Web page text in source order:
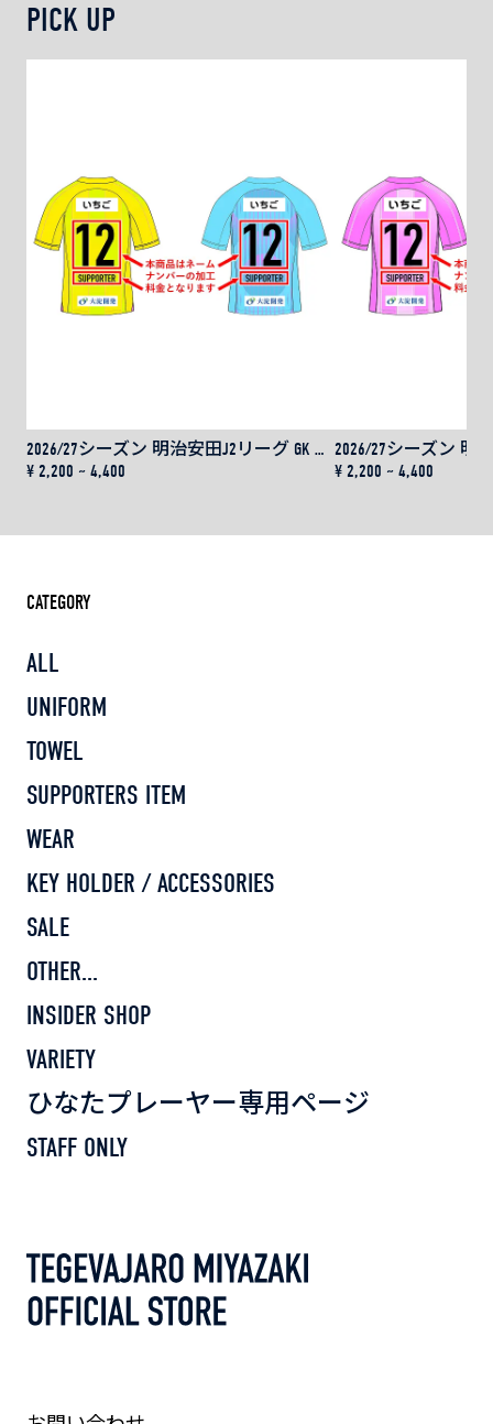
サイズ：φ82×140mm
容量 ：440ml
PICK UP
2026/27シーズン 明治安田J2リーグ GK レプリカユニフォーム用 ネーム＆ナンバー
¥ 2,200 ~ 4,400
¥ 2,200 ~ 4,400
CATEGORY
ALL
UNIFORM
TOWEL
SUPPORTERS ITEM
WEAR
KEY HOLDER / ACCESSORIES
SALE
OTHER...
INSIDER SHOP
VARIETY
ひなたプレーヤー専用ページ
STAFF ONLY